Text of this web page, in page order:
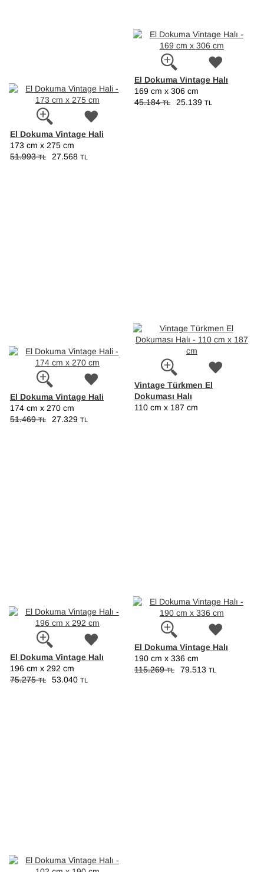
El Dokuma Vintage Halı
169 cm x 306 cm
45.184TL 25.139 TL
El Dokuma Vintage Hali
173 cm x 275 cm
51.993TL 27.568 TL
Vintage Türkmen El
Dokuması Halı
110 cm x 187 cm
El Dokuma Vintage Hali
174 cm x 270 cm
51.469TL 27.329 TL
El Dokuma Vintage Halı
190 cm x 336 cm
115.269TL 79.513 TL
El Dokuma Vintage Halı
196 cm x 292 cm
75.275TL 53.040 TL